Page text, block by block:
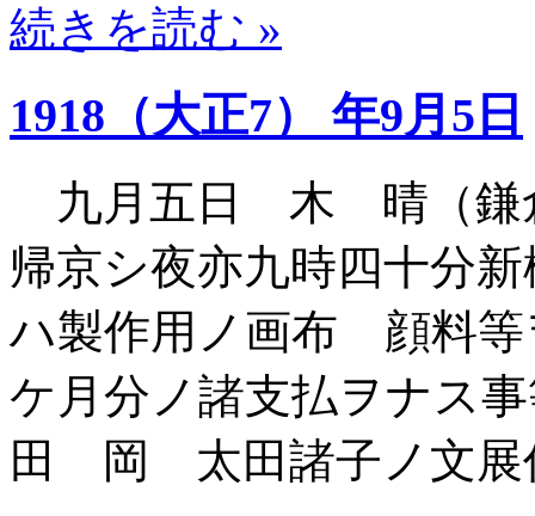
続きを読む »
1918（大正7） 年9月5日
九月五日 木 晴（鎌
帰京シ夜亦九時四十分
ハ製作用ノ画布 顔料
ケ月分ノ諸支払ヲナス
田 岡 太田諸子ノ文展